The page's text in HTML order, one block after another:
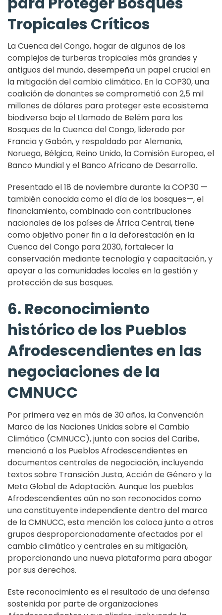
Tropicales Críticos
La Cuenca del Congo, hogar de algunos de los
complejos de turberas tropicales más grandes y
antiguos del mundo, desempeña un papel crucial en
la mitigación del cambio climático. En la COP30, una
coalición de donantes se comprometió con 2,5 mil
millones de dólares para proteger este ecosistema
biodiverso bajo el Llamado de Belém para los
Bosques de la Cuenca del Congo, liderado por
Francia y Gabón, y respaldado por Alemania,
Noruega, Bélgica, Reino Unido, la Comisión Europea, el
Banco Mundial y el Banco Africano de Desarrollo.
Presentado el 18 de noviembre durante la COP30 —
también conocida como el día de los bosques—, el
financiamiento, combinado con contribuciones
nacionales de los países de África Central, tiene
como objetivo poner fin a la deforestación en la
Cuenca del Congo para 2030, fortalecer la
conservación mediante tecnología y capacitación, y
apoyar a las comunidades locales en la gestión y
protección de sus bosques.
6. Reconocimiento
histórico de los Pueblos
Afrodescendientes en las
negociaciones de la
CMNUCC
Por primera vez en más de 30 años, la Convención
Marco de las Naciones Unidas sobre el Cambio
Climático (CMNUCC), junto con socios del Caribe,
mencionó a los Pueblos Afrodescendientes en
documentos centrales de negociación, incluyendo
textos sobre Transición Justa, Acción de Género y la
Meta Global de Adaptación. Aunque los pueblos
Afrodescendientes aún no son reconocidos como
una constituyente independiente dentro del marco
de la CMNUCC, esta mención los coloca junto a otros
grupos desproporcionadamente afectados por el
cambio climático y centrales en su mitigación,
proporcionando una nueva plataforma para abogar
por sus derechos.
Este reconocimiento es el resultado de una defensa
sostenida por parte de organizaciones